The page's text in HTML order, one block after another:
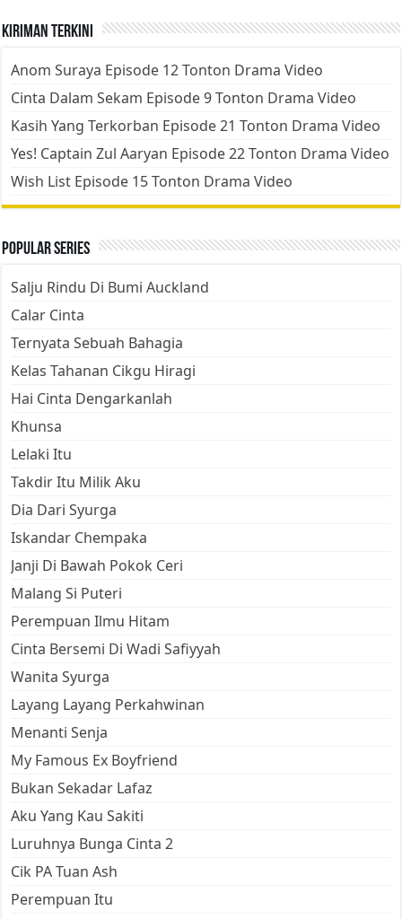
Kiriman Terkini
Anom Suraya Episode 12 Tonton Drama Video
Cinta Dalam Sekam Episode 9 Tonton Drama Video
Kasih Yang Terkorban Episode 21 Tonton Drama Video
Yes! Captain Zul Aaryan Episode 22 Tonton Drama Video
Wish List Episode 15 Tonton Drama Video
Popular Series
Salju Rindu Di Bumi Auckland
Calar Cinta
Ternyata Sebuah Bahagia
Kelas Tahanan Cikgu Hiragi
Hai Cinta Dengarkanlah
Khunsa
Lelaki Itu
Takdir Itu Milik Aku
Dia Dari Syurga
Iskandar Chempaka
Janji Di Bawah Pokok Ceri
Malang Si Puteri
Perempuan Ilmu Hitam
Cinta Bersemi Di Wadi Safiyyah
Wanita Syurga
Layang Layang Perkahwinan
Menanti Senja
My Famous Ex Boyfriend
Bukan Sekadar Lafaz
Aku Yang Kau Sakiti
Luruhnya Bunga Cinta 2
Cik PA Tuan Ash
Perempuan Itu